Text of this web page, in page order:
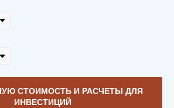
СТОИМОСТЬ И РАСЧЕТЫ ДЛЯ
ИНВЕСТИЦИЙ